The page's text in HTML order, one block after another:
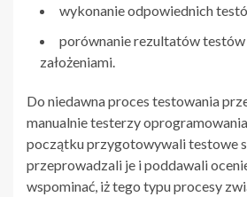
wykonanie odpowiednich
porównanie rezultatów
założeniami.
Do niedawna proces testowania
manualnie testerzy
początku przygotowywali testowe
przeprowadzali je i poddawali
wspominać, iż tego typu procesy